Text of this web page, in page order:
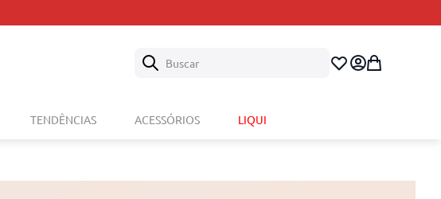
Buscar
TENDÊNCIAS ACESSÓRIOS LIQUI